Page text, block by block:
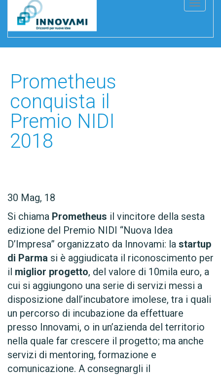
T
g
n
Prometheus
conquista il
Premio NIDI
2018
30 Mag, 18
Si chiama Prometheus il vincitore della sesta
edizione del Premio NIDI “Nuova Idea
D’Impresa” organizzato da Innovami: la startup
di Parma si è aggiudicata il riconoscimento per
il miglior progetto, del valore di 10mila euro, a
cui si aggiungono una serie di servizi messi a
disposizione dall’incubatore imolese, tra i quali
un percorso di incubazione da effettuare
presso Innovami, o in un’azienda del territorio
nella quale far crescere il progetto; ma anche
servizi di mentoring, formazione e
comunicazione. A consegnargli il